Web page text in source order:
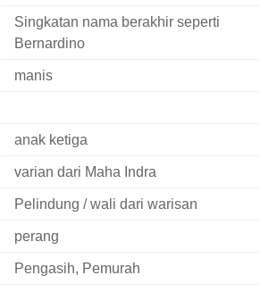
Singkatan nama berakhir seperti
Bernardino
manis
anak ketiga
varian dari Maha Indra
Pelindung / wali dari warisan
perang
Pengasih, Pemurah